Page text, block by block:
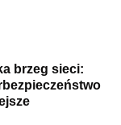
brzeg sieci: